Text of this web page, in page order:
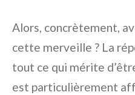
Alors, concrètement,
cette merveille ? La
tout ce qui mérite
est particulièrement